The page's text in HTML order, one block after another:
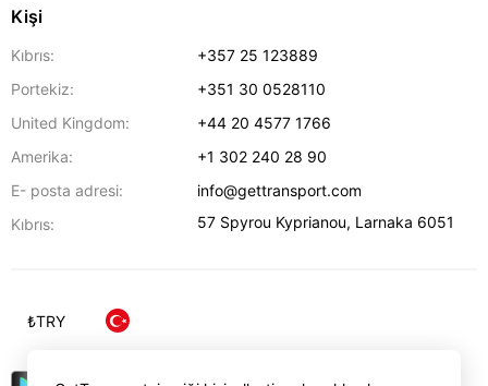
Kişi
Kıbrıs:
+357 25 123889
Portekiz:
+351 30 0528110
United Kingdom:
+44 20 4577 1766
Amerika:
+1 302 240 28 90
E- posta adresi:
info@gettransport.com
Kıbrıs:
57 Spyrou Kyprianou, Larnaka 6051
₺TRY